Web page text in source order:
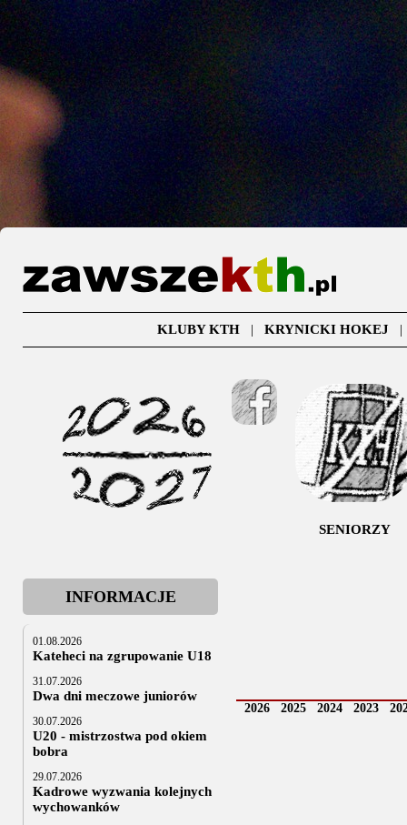
KLUBY KTH| KRYNICKI HOKEJ
SENIORZY
INFORMACJE
01.08.2026
Kateheci na zgrupowanie U18
31.07.2026
Dwa dni meczowe juniorów
30.07.2026
U20 - mistrzostwa pod okiem
bobra
29.07.2026
Kadrowe wyzwania kolejnych
wychowanków
2026 2025 2024 2023